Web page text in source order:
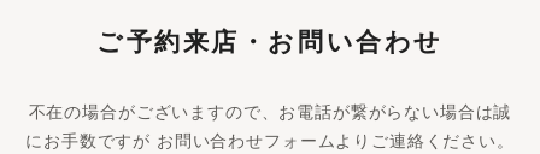
ご予約来店・お問い合わせ
不在の場合がございますので、お電話が繋がらない場合は誠
にお手数ですが お問い合わせフォームよりご連絡ください。